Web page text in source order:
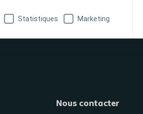
Statistiques Marketing
Nous contacter